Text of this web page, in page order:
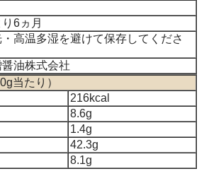
6ヵ月
高温多湿を避けて保存してくださ
油株式会社
当たり）
216kcal
8.6g
1.4g
42.3g
8.1g